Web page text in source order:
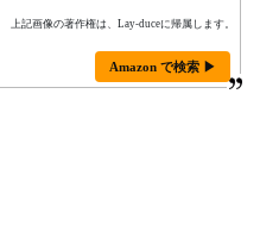
上記画像の著作権は、Lay-duceに帰属します。
Amazon で検索 ▶